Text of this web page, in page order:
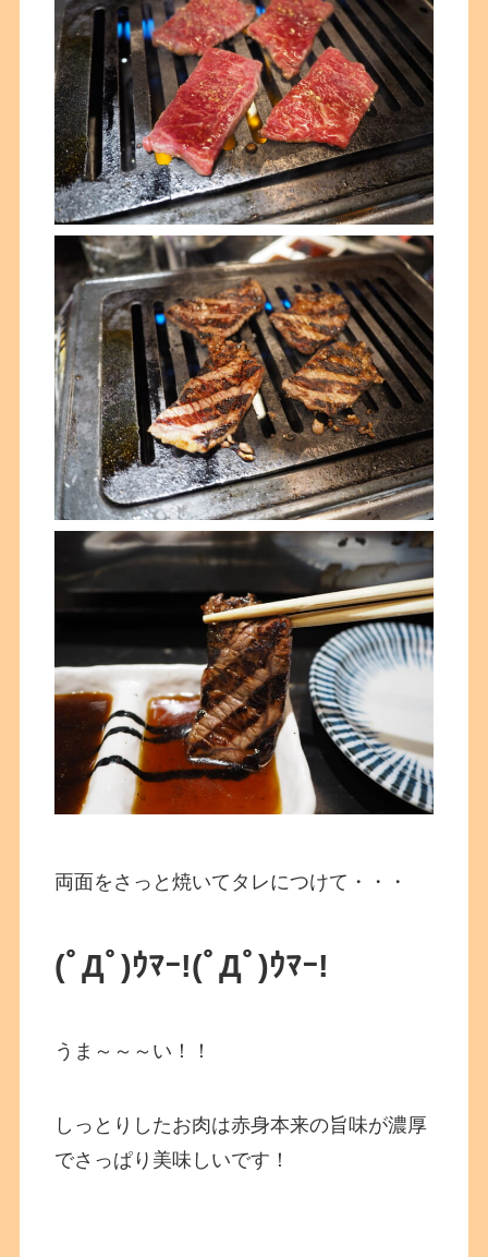
両面をさっと焼いてタレにつけて・・・
(ﾟДﾟ)ｳﾏｰ!(ﾟДﾟ)ｳﾏｰ!
うま～～～い！！
しっとりしたお肉は赤身本来の旨味が濃厚
でさっぱり美味しいです！